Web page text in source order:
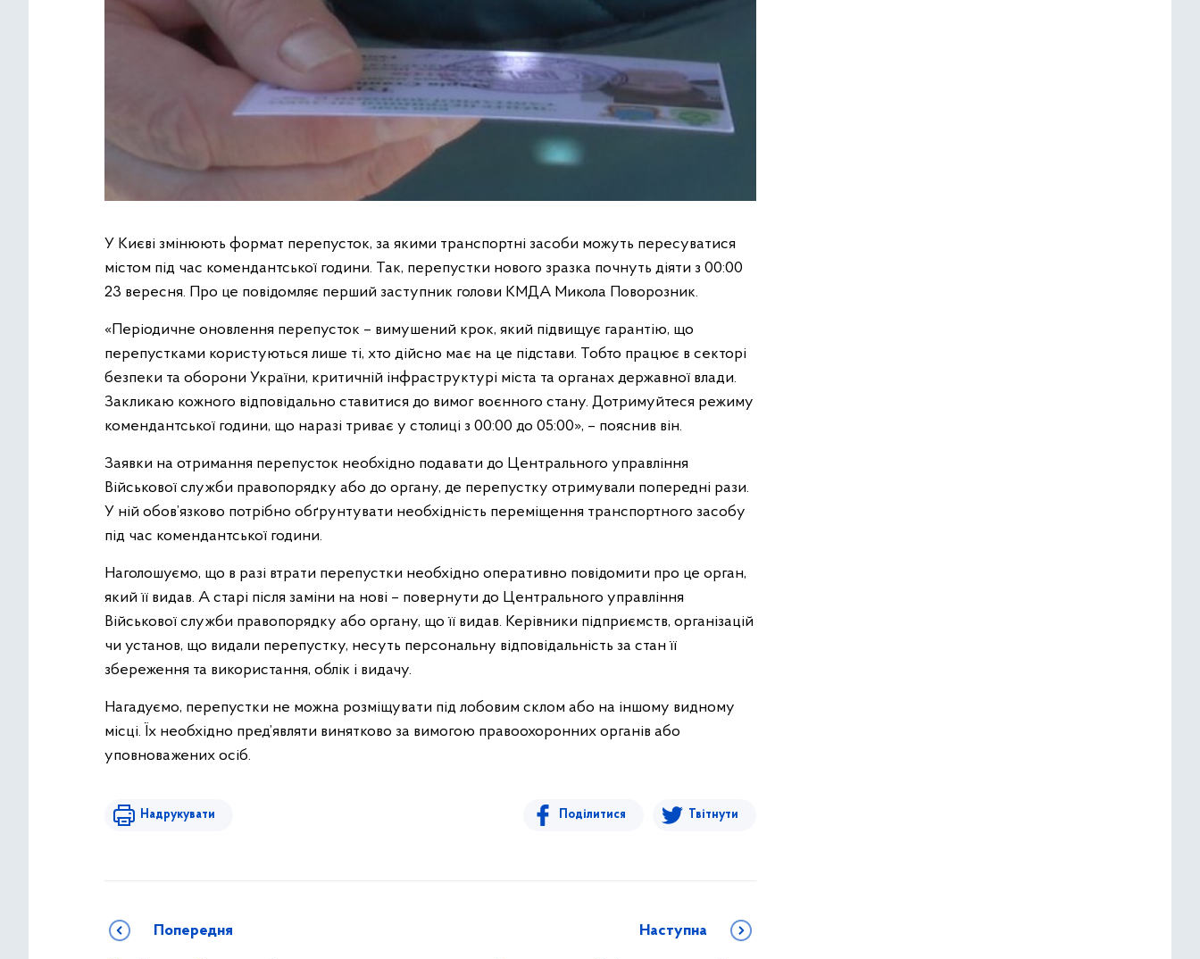
У Києві змінюють формат перепусток, за якими транспортні засоби можуть пересуватися
містом під час комендантської години. Так, перепустки нового зразка почнуть діяти з 00:00
23 вересня. Про це повідомляє перший заступник голови КМДА Микола Поворозник.
«Періодичне оновлення перепусток – вимушений крок, який підвищує гарантію, що
перепустками користуються лише ті, хто дійсно має на це підстави. Тобто працює в секторі
безпеки та оборони України, критичній інфраструктурі міста та органах державної влади.
Закликаю кожного відповідально ставитися до вимог воєнного стану. Дотримуйтеся режиму
комендантської години, що наразі триває у столиці з 00:00 до 05:00», – пояснив він.
Заявки на отримання перепусток необхідно подавати до Центрального управління
Військової служби правопорядку або до органу, де перепустку отримували попередні рази.
У ній обов’язково потрібно обґрунтувати необхідність переміщення транспортного засобу
під час комендантської години.
Наголошуємо, що в разі втрати перепустки необхідно оперативно повідомити про це орган,
який її видав. А старі після заміни на нові – повернути до Центрального управління
Військової служби правопорядку або органу, що її видав. Керівники підприємств, організацій
чи установ, що видали перепустку, несуть персональну відповідальність за стан її
збереження та використання, облік і видачу.
Нагадуємо, перепустки не можна розміщувати під лобовим склом або на іншому видному
місці. Їх необхідно пред’являти винятково за вимогою правоохоронних органів або
уповноважених осіб.
Надрукувати Поділитися Твітнути
Попередня Наступна